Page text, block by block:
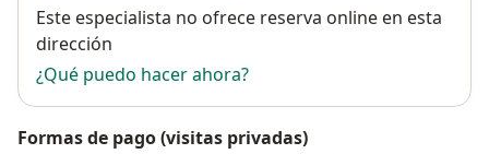
Disponibilidad
Este especialista no ofrece reserva online en esta
dirección
¿Qué puedo hacer ahora?
Formas de pago (visitas privadas)